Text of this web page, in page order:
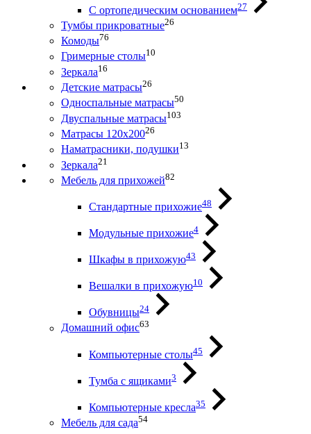
С ортопедическим основанием27
Тумбы прикроватные26
Комоды76
Гримерные столы10
Зеркала16
Детские матрасы26
Односпальные матрасы50
Двуспальные матрасы103
Матрасы 120х20026
Наматрасники, подушки13
Зеркала21
Мебель для прихожей82
Стандартные прихожие48
Модульные прихожие4
Шкафы в прихожую43
Вешалки в прихожую10
Обувницы24
Домашний офис63
Компьютерные столы45
Тумба с ящиками3
Компьютерные кресла35
Мебель для сада54